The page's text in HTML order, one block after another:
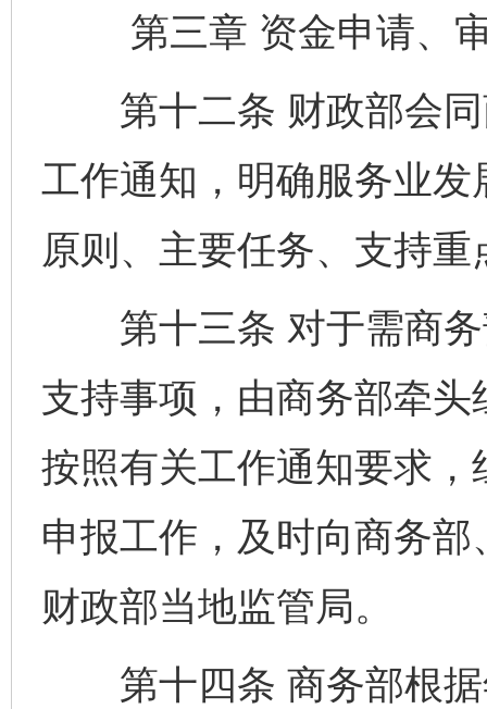
第三章 资金申请、审
第十二条 财政部会同
工作通知，明确服务业
原则、主要任务、支持
第十三条 对于需商务
支持事项，由商务部牵
按照有关工作通知要求
申报工作，及时向商务
财政部当地监管局。
第十四条 商务部根据